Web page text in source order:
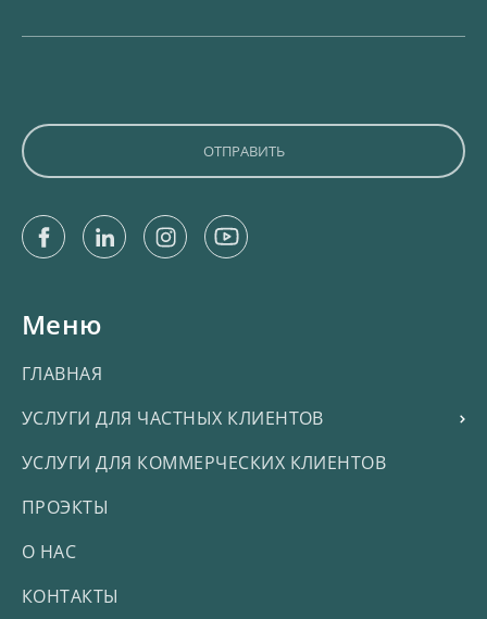
FacebookLinkedinInstagramYoutube
Меню
ГЛАВНАЯ
УСЛУГИ ДЛЯ ЧАСТНЫХ КЛИЕНТОВ
УСЛУГИ ДЛЯ КОММЕРЧЕСКИХ КЛИЕНТОВ
ПРОЭКТЫ
О НАС
КОНТАКТЫ